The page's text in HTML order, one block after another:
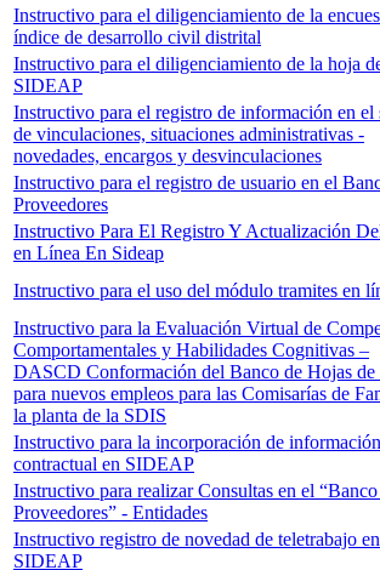
Instructivo para el diligenciamiento de la
índice de desarrollo civil distrital
Instructivo para el diligenciamiento de la hoja
SIDEAP
Instructivo para el registro de información en el
de vinculaciones, situaciones administrativas -
novedades, encargos y desvinculaciones
Instructivo para el registro de usuario en el
Proveedores
Instructivo Para El Registro Y Actualización
en Línea En Sideap
Instructivo para el uso del módulo tramites en
Instructivo para la Evaluación Virtual de
Comportamentales y Habilidades Cognitivas –
DASCD Conformación del Banco de Hojas de
para nuevos empleos para las Comisarías de
la planta de la SDIS
Instructivo para la incorporación de información
contractual en SIDEAP
Instructivo para realizar Consultas en el
Proveedores” - Entidades
Instructivo registro de novedad de teletrabajo en
SIDEAP